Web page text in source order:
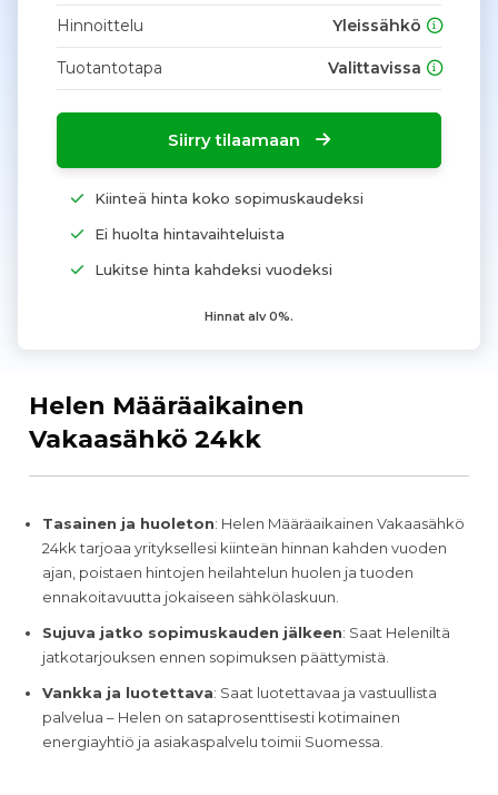
Hinnoittelu Yleissähkö
Tuotantotapa Valittavissa
Siirry tilaamaan
Kiinteä hinta koko sopimuskaudeksi
Ei huolta hintavaihteluista
Lukitse hinta kahdeksi vuodeksi
Hinnat alv 0%.
Helen Määräaikainen
Vakaasähkö 24kk
Tasainen ja huoleton: Helen Määräaikainen Vakaasähkö
24kk tarjoaa yrityksellesi kiinteän hinnan kahden vuoden
ajan, poistaen hintojen heilahtelun huolen ja tuoden
ennakoitavuutta jokaiseen sähkölaskuun.
Sujuva jatko sopimuskauden jälkeen: Saat Heleniltä
jatkotarjouksen ennen sopimuksen päättymistä.
Vankka ja luotettava: Saat luotettavaa ja vastuullista
palvelua – Helen on sataprosenttisesti kotimainen
energiayhtiö ja asiakaspalvelu toimii Suomessa.